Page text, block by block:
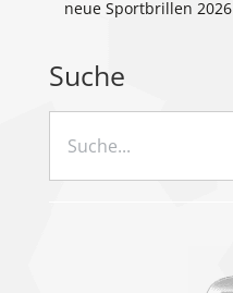
neue Sportbrillen 2026
Suche